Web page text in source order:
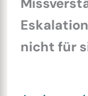
nicht für